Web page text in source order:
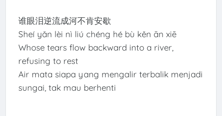
谁眼泪逆流成河不肯安歇
Sheí yǎn lèi nì liú chéng hé bù kěn ān xiē
Whose tears flow backward into a river,
refusing to rest
Air mata siapa yang mengalir terbalik menjadi
sungai, tak mau berhenti